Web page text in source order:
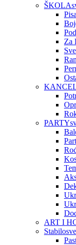
ŠKOLA
Za
PARTY
ART I
Stabilo